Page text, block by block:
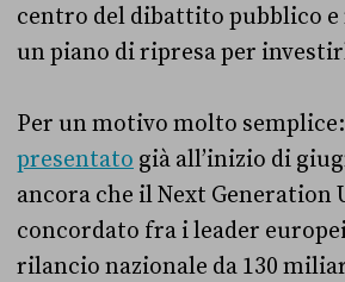
centro del dibattito pubblico e
un piano di ripresa per
Per un motivo molto
presentato già all’inizio di
ancora che il Next Generation
concordato fra i leader
rilancio nazionale da 130